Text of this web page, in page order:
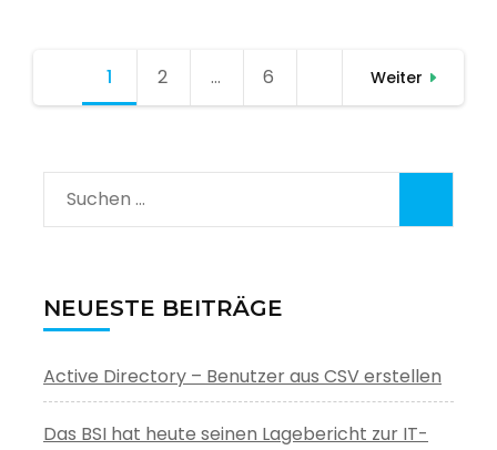
Seitennummerierung
1 Seite
2 … Seite
6 Weiter
Suchen
nach:
NEUESTE BEITRÄGE
Active Directory – Benutzer aus CSV erstellen
Das BSI hat heute seinen Lagebericht zur IT-